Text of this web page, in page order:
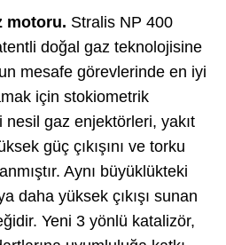
motoru. Stralis NP 400
doğal gaz teknolojisine
mesafe görevlerinde en iyi
için stokiometrik
nesil gaz enjektörleri, yakıt
güç çıkışını ve torku
Aynı büyüklükteki
daha yüksek çıkışı sunan
Yeni 3 yönlü katalizör,